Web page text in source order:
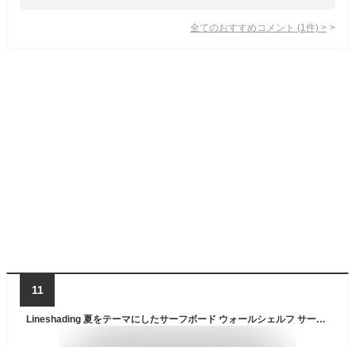
全てのおすすめコメント (1 件) >
11
Lineshading 夏をテーマにしたサーフボード ウォールシェルフ サーフボード ウォールデコ サーフボード 壁掛けサイン 棚付き ビーチ ホームデコレーション 装飾サーフボード ウォールルーム パーティー トロピカルデコレーション